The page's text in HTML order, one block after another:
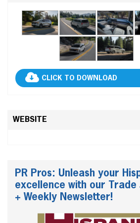
CLICK TO DOWNLOAD
WEBSITE
PR Pros: Unleash your
excellence with our Trade
+ Weekly Newsletter!